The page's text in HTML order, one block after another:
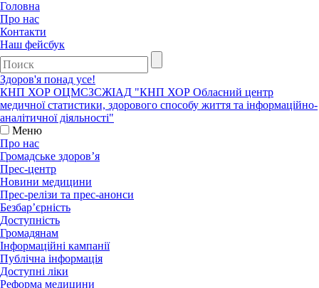
Головна
Про нас
Контакти
Наш фейсбук
Здоров'я понад усе!
КНП ХОР ОЦМСЗСЖIАД "КНП ХОР Обласний центр
медичної статистики, здорового способу життя та інформаційно-
аналітичної діяльності"
Меню
Про нас
Громадське здоров’я
Прес-центр
Новини медицини
Прес-релізи та прес-анонси
Безбар’єрність
Доступність
Громадянам
Інформаційні кампанії
Публічна інформація
Доступні ліки
Реформа медицини